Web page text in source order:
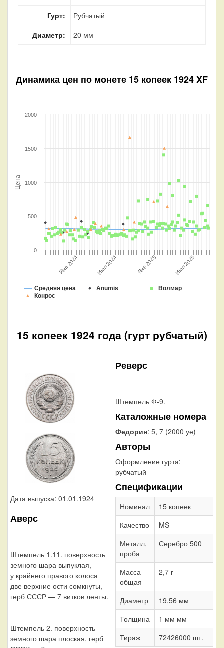
Гурт:
Рубчатый
Диаметр:
20 мм
Динамика цен по монете 15 копеек 1924 XF
Цена
Средняя цена Anumis
Волмар
Конрос
Янв 2024 Июл 2024 Янв 2025 Июл 2025
0
500
1000
1500
2000
15 копеек 1924 года (гурт рубчатый)
Дата выпуска: 01.01.1924
Аверс
Штемпель 1.11. поверхность
земного шара выпуклая,
у крайнего правого колоса
две верхние ости сомкнуты,
герб СССР — 7 витков ленты.
Штемпель 2. поверхность
земного шара плоская, герб
Реверс
Штемпель Ф-9.
Каталожные номера
Федорин: 5, 7 (2000 уе)
Авторы
Оформление гурта:
рубчатый
Спецификации
Номинал
15 копеек
Качество
MS
Металл,
проба
Серебро 500
Масса
общая
2,7 г
Диаметр
19,56 мм
Толщина
1 мм мм
Тираж
72426000 шт.